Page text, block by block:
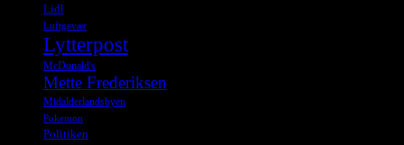
Lidl
Luftgevær
Lytterpost
McDonald's
Mette Frederiksen
Midalderlandsbyen
Pokemon
Politiken